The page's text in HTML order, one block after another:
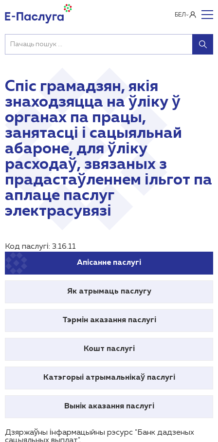
БЕЛ
Спіс грамадзян, якія
знаходзяцца на ўліку ў
органах па працы,
занятасці і сацыяльнай
абароне, для ўліку
расходаў, звязаных з
прадастаўленнем ільгот па
аплаце паслуг
электрасувязі
Код паслугі: 3.16.11
Апісанне паслугі
Як атрымаць паслугу
Тэрмін аказання паслугі
Кошт паслугі
Катэгорыі атрымальнікаў паслугі
Вынік аказання паслугі
Дзяржаўны інфармацыйны рэсурс "Банк дадзеных